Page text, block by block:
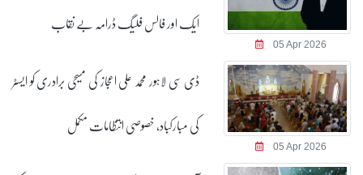
05 Apr 2026
ایک اور فالس فلیگ ڈرامہ بے نقاب
05 Apr 2026
ڈی سی لاہور محمد علی اعجاز کی مسیحی برادری کو ایسٹر
کی مبارکباد، خصوصی انتظامات مکمل